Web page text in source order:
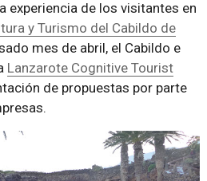
experiencia de los visitantes en
y Turismo del Cabildo de
mes de abril, el Cabildo e
Lanzarote Cognitive Tourist
de propuestas por parte